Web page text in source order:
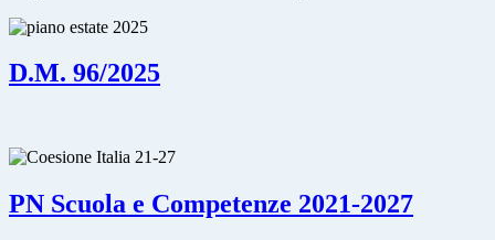
D.M. 96/2025
PN Scuola e Competenze 2021-2027